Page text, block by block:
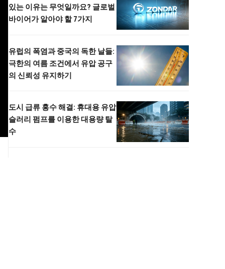
있는 이유는 무엇일까요? 글로벌
바이어가 알아야 할 7가지
유럽의 폭염과 중국의 독한 날들:
극한의 여름 조건에서 유압 공구
의 신뢰성 유지하기
도시 급류 홍수 해결: 휴대용 유압
슬러리 펌프를 이용한 대용량 탈
수